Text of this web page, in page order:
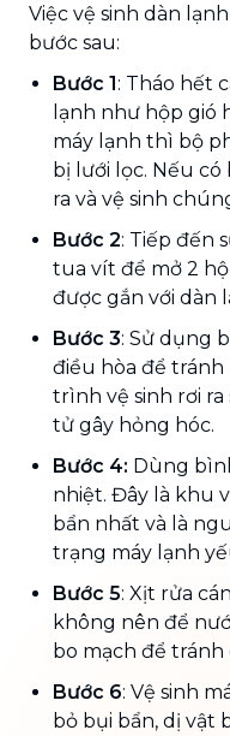
Việc vệ sinh dàn
bước sau:
Bước 1: Tháo hết
lạnh như hộp gió
máy lạnh thì bộ
bị lưới lọc. Nếu
ra và vệ sinh
Bước 2: Tiếp đến
tua vít để mở 2
được gắn với dàn
Bước 3: Sử dụng
điều hòa để
trình vệ sinh rơi ra
tử gây hỏng hóc.
Bước 4: Dùng
nhiệt. Đây là khu
bẩn nhất và là
trạng máy lạnh
Bước 5: Xịt rửa
không nên để
bo mạch để tránh
Bước 6: Vệ sinh
bỏ bụi bẩn, dị vật